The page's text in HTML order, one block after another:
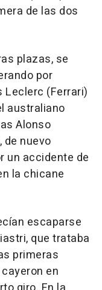
de las dos
plazas, se
por
Leclerc (Ferrari)
australiano
Alonso
de nuevo
un accidente de
la chicane
escaparse
que trataba
primeras
en